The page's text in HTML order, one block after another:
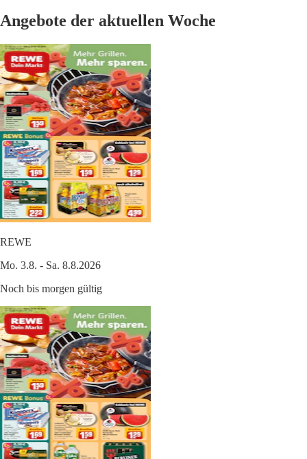
Angebote der aktuellen Woche
REWE
Mo. 3.8. - Sa. 8.8.2026
Noch bis morgen gültig